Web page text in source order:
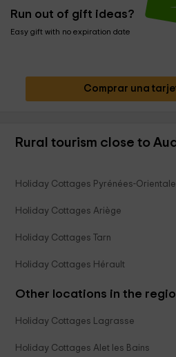
Run out of gift ideas?
Easy gift with no expiration date
Comprar una
Rural tourism close to
Holiday Cottages Pyrénées-
Holiday Cottages Ariège
Holiday Cottages Tarn
Holiday Cottages Hérault
Other locations in the
Holiday Cottages Lagrasse
Holiday Cottages Alet les Bains